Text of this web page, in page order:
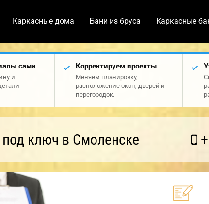
Каркасные дома Бани из бруса Каркасные
сами
и
Корректируем проекты
Меняем планировку,
расположение окон, дверей и
перегородок.
ключ в Смоленске